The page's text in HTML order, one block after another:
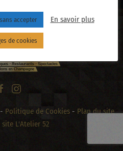
- Politique de Cookies - Plan du site
L'Atelier 52
accepter En savoir plus
de cookies